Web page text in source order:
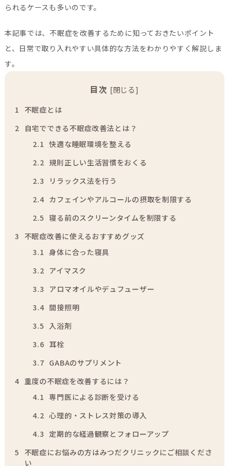
られるケースも多いのです。
本記事では、不眠症を改善するために知っておきたいポイント
と、日常で取り入れやすい具体的な方法をわかりやすく解説しま
す。
目次 [閉じる]
1 不眠症とは
2
自宅でできる不眠症改善法とは？
2.1 快適な睡眠環境を整える
2.2 規則正しい生活習慣をおくる
2.3
リラックス法を行う
2.4 カフェインやアルコールの摂取を制限する
2.5 寝る前のスクリーンタイムを制限する
3 不眠症改善に使えるおすすめグッズ
3.1 身体に合った寝具
3.2 アイマスク
3.3 アロマオイルやデュフューザー
3.4 間接照明
3.5 入浴剤
3.6 耳栓
3.7 GABAのサプリメント
4 重度の不眠症を改善するには？
4.1 専門医による診断を受ける
4.2 心理的・ストレス対策の導入
4.3 定期的な経過観察とフォローアップ
5 不眠症にお悩みの方はみつだクリニックにご相談くださ
い